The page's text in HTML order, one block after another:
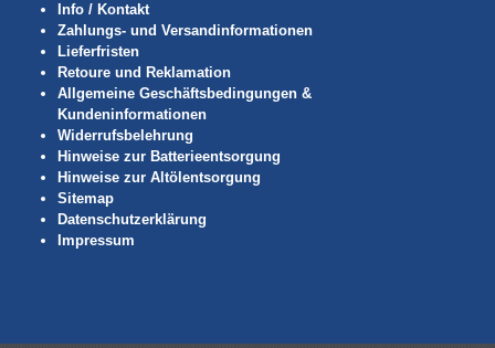
Info / Kontakt
Zahlungs- und Versandinformationen
Lieferfristen
Retoure und Reklamation
Allgemeine Geschäftsbedingungen &
Kundeninformationen
Widerrufsbelehrung
Hinweise zur Batterieentsorgung
Hinweise zur Altölentsorgung
Sitemap
Datenschutzerklärung
Impressum